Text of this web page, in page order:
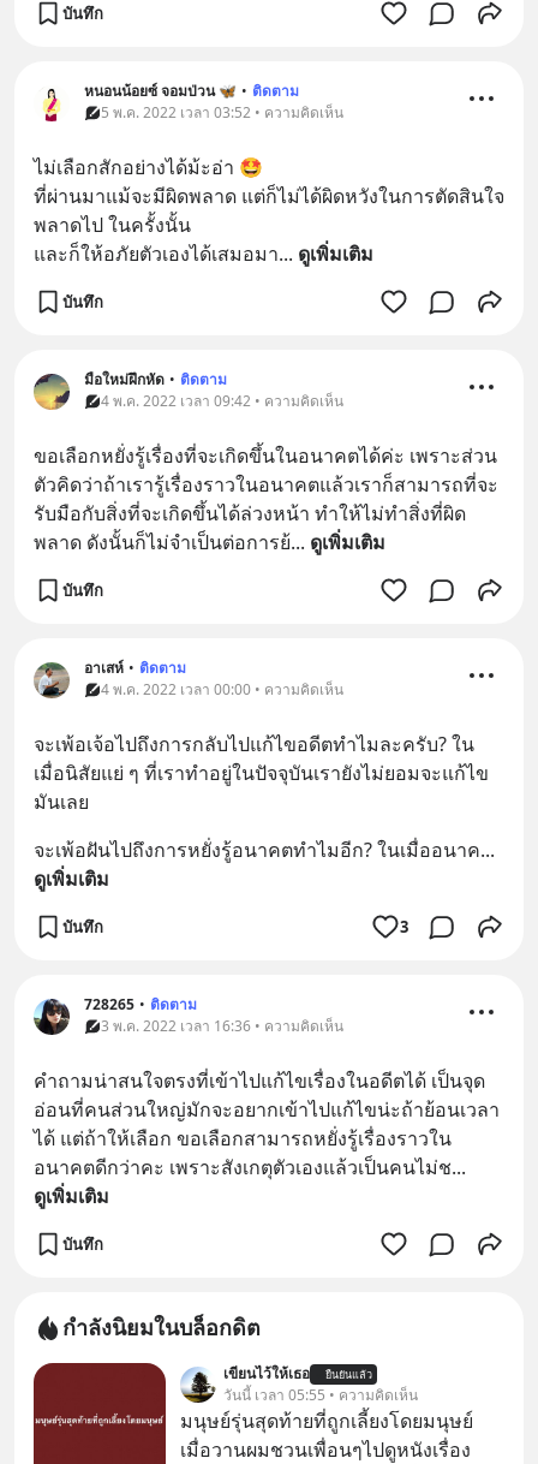
บันทึก
หนอนน้อยซ์ จอมป่วน 🦋 • ติดตาม
5 พ.ค. 2022 เวลา 03:52 • ความคิดเห็น
ไม่เลือกสักอย่างได้ม้ะอ่า 🤩
ที่ผ่านมาแม้จะมีผิดพลาด แต่ก็ไม่ได้ผิดหวังในการตัดสินใจ
พลาดไป ในครั้งนั้น
และก็ให้อภัยตัวเองได้เสมอมา... ดูเพิ่มเติม
บันทึก
มือใหม่ฝึกหัด • ติดตาม
4 พ.ค. 2022 เวลา 09:42 • ความคิดเห็น
ขอเลือกหยั่งรู้เรื่องที่จะเกิดขึ้นในอนาคตได้ค่ะ เพราะส่วน
ตัวคิดว่าถ้าเรารู้เรื่องราวในอนาคตแล้วเราก็สามารถที่จะ
รับมือกับสิ่งที่จะเกิดขึ้นได้ล่วงหน้า ทำให้ไม่ทำสิ่งที่ผิด
พลาด ดังนั้นก็ไม่จำเป็นต่อการย้... ดูเพิ่มเติม
บันทึก
อาเสห์ • ติดตาม
4 พ.ค. 2022 เวลา 00:00 • ความคิดเห็น
จะเพ้อเจ้อไปถึงการกลับไปแก้ไขอดีตทำไมละครับ? ใน
เมื่อนิสัยแย่ ๆ ที่เราทำอยู่ในปัจจุบันเรายังไม่ยอมจะแก้ไข
มันเลย
จะเพ้อฝันไปถึงการหยั่งรู้อนาคตทำไมอีก? ในเมื่ออนาค...
ดูเพิ่มเติม
บันทึก 3
728265 • ติดตาม
3 พ.ค. 2022 เวลา 16:36 • ความคิดเห็น
คำถามน่าสนใจตรงที่เข้าไปแก้ไขเรื่องในอดีตได้ เป็นจุด
อ่อนที่คนส่วนใหญ่มักจะอยากเข้าไปแก้ไขน่ะถ้าย้อนเวลา
ได้ แต่ถ้าให้เลือก ขอเลือกสามารถหยั่งรู้เรื่องราวใน
อนาคตดีกว่าคะ เพราะสังเกตุตัวเองแล้วเป็นคนไม่ช...
ดูเพิ่มเติม
บันทึก
กำลังนิยมในบล็อกดิต
เขียนไว้ให้เธอ ยืนยันแล้ว
วันนี้ เวลา 05:55 • ความคิดเห็น
มนุษย์รุ่นสุดท้ายที่ถูกเลี้ยงโดยมนุษย์
เมื่อวานผมชวนเพื่อนๆไปดูหนังเรื่อง